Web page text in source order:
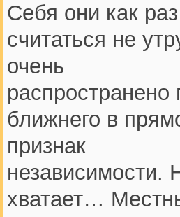
Себя они как
считаться не
очень
ближнего в
признак
независимости.
хватает…